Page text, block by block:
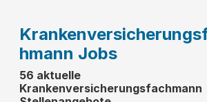
hmann Jobs
56 aktuelle
Krankenversicherungsfachmann